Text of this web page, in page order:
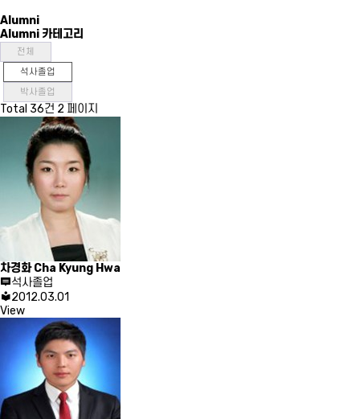
Alumni
Alumni 카테고리
전체
석사졸업
박사졸업
Total 36건 2 페이지
차경화Cha Kyung Hwa
석사졸업
2012.03.01
View